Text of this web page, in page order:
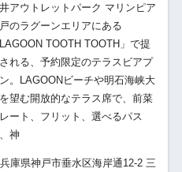
アウトレットパーク マリンピア
のラグーンエリアにある
LAGOON TOOTH TOOTH」で提
れる、予約限定のテラスビアプ
。LAGOONビーチや明石海峡大
望む開放的なテラス席で、前菜
ート、フリット、選べるパス
神
庫県神戸市垂水区海岸通12-2 三